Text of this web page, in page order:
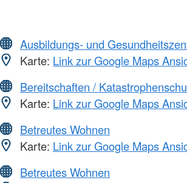
Ausbildungs- und
Karte: Link zur Google Maps
Bereitschaften /
Karte: Link zur Google Maps
Betreutes Wohnen
Karte: Link zur Google Maps
Betreutes Wohnen